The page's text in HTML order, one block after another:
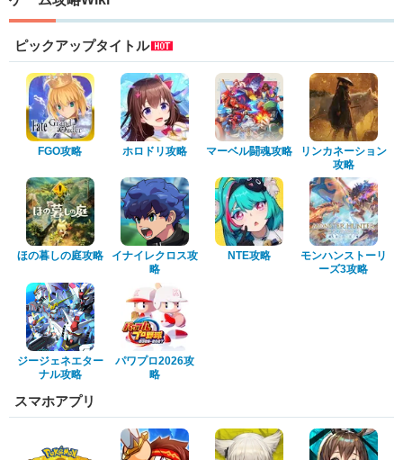
ピックアップタイトル
FGO攻略 ホロドリ攻略 マーベル闘魂攻略
リンカネーション
攻略
ほの暮しの庭攻略
イナイレクロス攻
略
NTE攻略
モンハンストーリ
ーズ3攻略
ジージェネエター
ナル攻略
パワプロ2026攻
略
スマホアプリ